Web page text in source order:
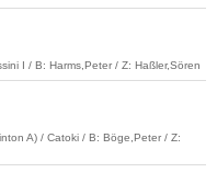
I / B: Harms,Peter / Z: Haßler,Sören
A) / Catoki / B: Böge,Peter / Z: